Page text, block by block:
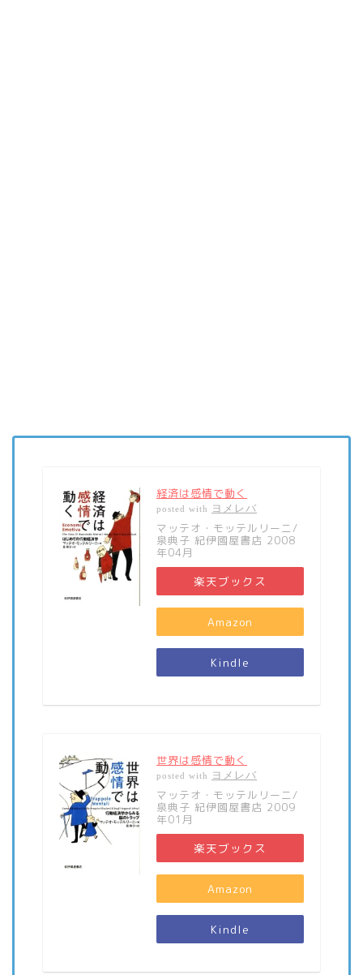
経済は感情で動く
posted with ヨメレバ
マッテオ・モッテルリーニ/
泉典子 紀伊國屋書店 2008
年04月
楽天ブックス
Amazon
Kindle
世界は感情で動く
posted with ヨメレバ
マッテオ・モッテルリーニ/
泉典子 紀伊國屋書店 2009
年01月
楽天ブックス
Amazon
Kindle